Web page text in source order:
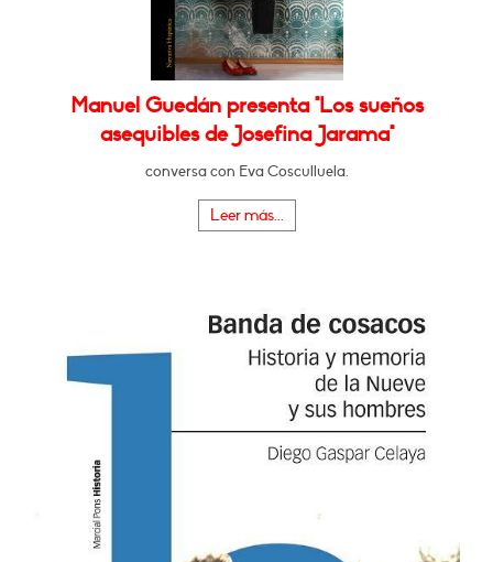
Manuel Guedán presenta "Los sueños
asequibles de Josefina Jarama"
conversa con Eva Cosculluela.
Leer más...